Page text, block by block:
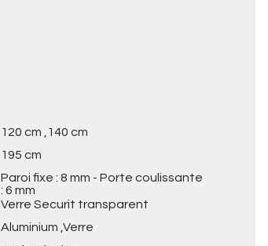
120 cm ,140 cm
195 cm
Paroi fixe : 8 mm - Porte coulissante
: 6 mm
Verre Securit transparent
Aluminium ,Verre